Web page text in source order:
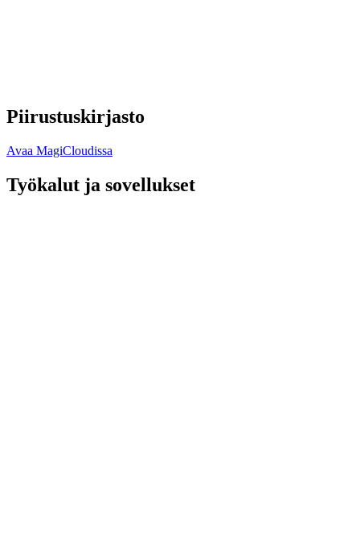
Piirustuskirjasto
Avaa MagiCloudissa
Työkalut ja sovellukset